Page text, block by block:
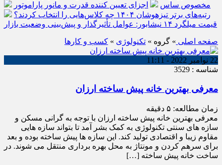
مخصوص ساس
اجزای تعیین کننده قدرت و مانور پاراموتور
رتبه‌های برتر تیزهوشان ۱۴۰۴ چه کلاس‌هایی را انتخاب کردند؟
قیمت میلگرد ۱۴ نیشابور: عوامل تأثیرگذار و پیش‌بینی وضعیت بازار
صفحه اصلی » گروه » تکنولوژی » کسب و کارها
22 نوامبر 2022 - 11:11
شناسه : 3529
معرفی بهترین خانه پیش ساخته ارزان
زمان مطالعه: ۵ دقیقه
معرفی بهترین خانه پیش ساخته ارزان با توجه به گرانی مسکن و
سازه های سنتی تکنولوژی به کمک بشر آمد تا بتواند سازه هایی
مقاوم زیبا و اقتصادی تولید کند. این سازه ها پیش ساخته بوده و بعد
برای سرهم کردن و مونتاژ به محل بهره ‌برداری منتقل می ‌شوند. در
ساخت خانه پیش ساخته […]